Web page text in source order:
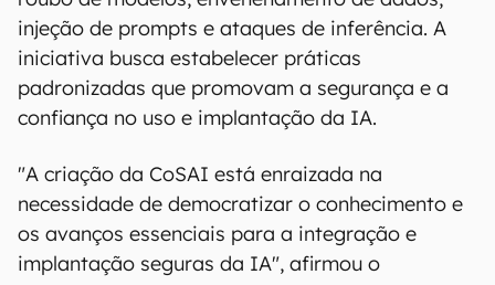
injeção de prompts e ataques de inferência. A
iniciativa busca estabelecer práticas
padronizadas que promovam a segurança e a
confiança no uso e implantação da IA.
"A criação da CoSAI está enraizada na
necessidade de democratizar o conhecimento e
os avanços essenciais para a integração e
implantação seguras da IA", afirmou o